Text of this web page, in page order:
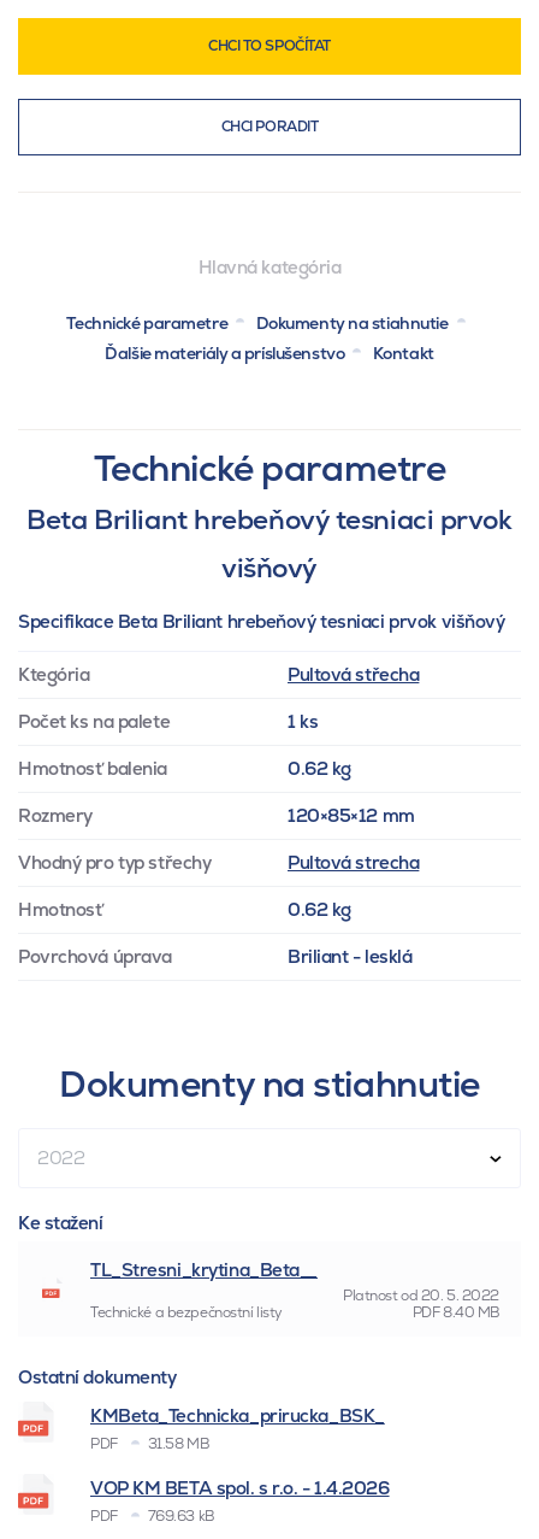
CHCI TO SPOČÍTAT
CHCI PORADIT
Hlavná kategória
Technické parametre
Dokumenty na stiahnutie
Ďalšie materiály a príslušenstvo
Kontakt
Technické parametre
Beta Briliant hrebeňový tesniaci prvok
višňový
Specifikace Beta Briliant hrebeňový tesniaci prvok višňový
Ktegória Pultová střecha
Počet ks na palete 1 ks
Hmotnosť balenia 0.62 kg
Rozmery 120×85×12 mm
Vhodný pro typ střechy Pultová strecha
Hmotnosť 0.62 kg
Povrchová úprava Briliant - lesklá
Dokumenty na stiahnutie
2022
Ke stažení
TL_Stresni_krytina_Beta__
Platnost od20. 5. 2022
Technické a bezpečnostní listy
PDF8.40 MB
Ostatní dokumenty
KMBeta_Technicka_prirucka_BSK_
PDF 31.58 MB
VOP KM BETA spol. s r.o. - 1.4.2026
PDF 769.63 kB